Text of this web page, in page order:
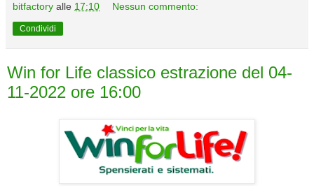
bitfactory alle 17:10 Nessun commento:
Condividi
Win for Life classico estrazione del 04-
11-2022 ore 16:00